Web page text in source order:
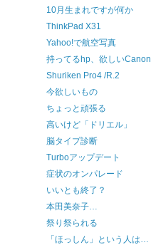
10月生まれですが何か
ThinkPad X31
Yahoo!で航空写真
持ってるhp、欲しいCanon
Shuriken Pro4 /R.2
今欲しいもの
ちょっと頑張る
高いけど「ドリエル」
脳タイプ診断
Turboアップデート
症状のオンパレード
いいとも終了？
本田美奈子…
祭り祭られる
「ほっしん」という人は…